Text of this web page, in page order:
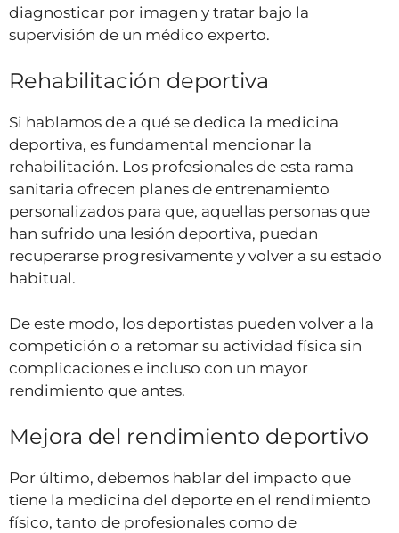
diagnosticar por imagen y tratar bajo la
supervisión de un médico experto.
Rehabilitación deportiva
Si hablamos de a qué se dedica la medicina
deportiva, es fundamental mencionar la
rehabilitación. Los profesionales de esta rama
sanitaria ofrecen planes de entrenamiento
personalizados para que, aquellas personas que
han sufrido una lesión deportiva, puedan
recuperarse progresivamente y volver a su estado
habitual.
De este modo, los deportistas pueden volver a la
competición o a retomar su actividad física sin
complicaciones e incluso con un mayor
rendimiento que antes.
Mejora del rendimiento deportivo
Por último, debemos hablar del impacto que
tiene la medicina del deporte en el rendimiento
físico, tanto de profesionales como de